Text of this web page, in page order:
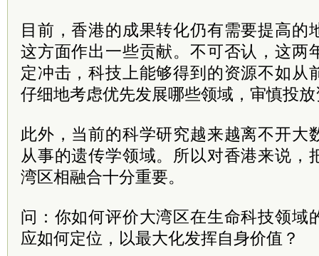
目前，香港的成果转化仍有需要提高的
这方面作出一些贡献。不可否认，这两
定冲击，科技上能够得到的资源不如从
仔细地考虑优先发展哪些领域，审慎投
此外，当前的科学研究越来越离不开大
从事的遗传学领域。所以对香港来说，
湾区相融合十分重要。
问：你如何评价大湾区在生命科技领域
应如何定位，以最大化发挥自身价值？